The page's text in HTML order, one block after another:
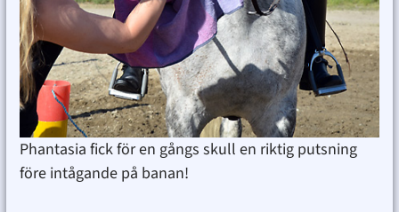
Phantasia fick för en gångs skull en riktig putsning
före intågande på banan!